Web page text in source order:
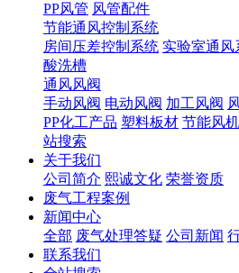
PP风管 风管配件
节能通风控制系统
房间压差控制系统 实验室通风
酸洗槽
通风风阀
手动风阀 电动风阀 加工风阀
PP化工产品 塑料板材 节能风
站搜索
关于我们
公司简介 熙诚文化 荣誉资质
废气工程案例
新闻中心
全部 废气处理答疑 公司新闻
联系我们